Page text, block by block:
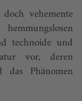
vehemente
technoide und
vor, deren
Phänomen